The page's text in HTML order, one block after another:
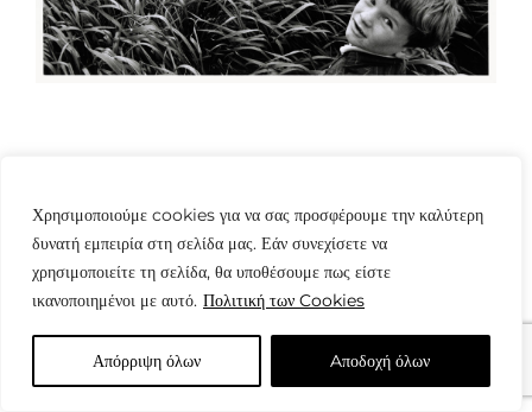
Χρησιμοποιούμε cookies για να σας προσφέρουμε την καλύτερη
δυνατή εμπειρία στη σελίδα μας. Εάν συνεχίσετε να
χρησιμοποιείτε τη σελίδα, θα υποθέσουμε πως είστε
ικανοποιημένοι με αυτό. Πολιτική των Cookies
Απόρριψη όλων Aποδοχή όλων
© Copyright: www.fotografes.gr - Δαμιανός Μωραΐτης